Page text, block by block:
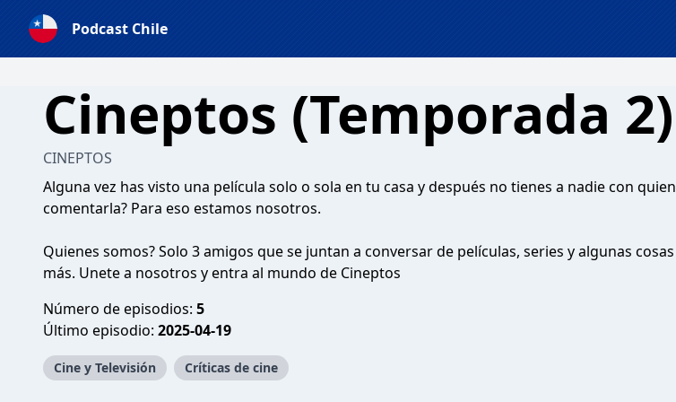
Podcast Chile
Cineptos (Temporada 2)
CINEPTOS
Alguna vez has visto una película solo o sola en tu casa y después no tienes a nadie con quien
comentarla? Para eso estamos nosotros.
Quienes somos? Solo 3 amigos que se juntan a conversar de películas, series y algunas cosas
más. Unete a nosotros y entra al mundo de Cineptos
Número de episodios: 5
Último episodio: 2025-04-19
Cine y Televisión Críticas de cine